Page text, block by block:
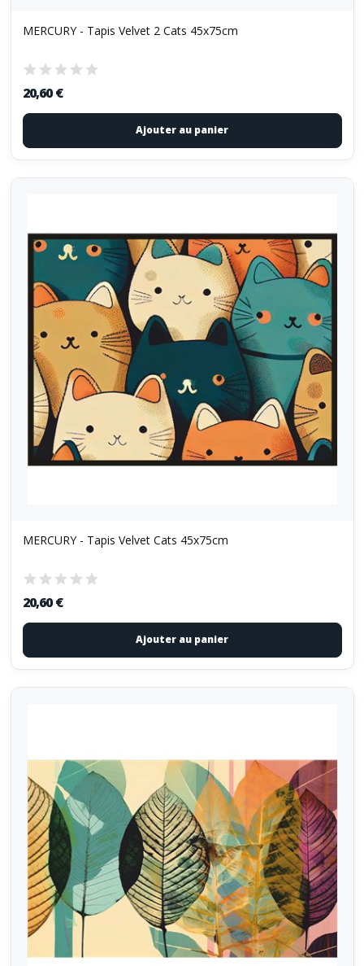
MERCURY - Tapis Velvet 2 Cats 45x75cm
20,60 €
Ajouter au panier
MERCURY - Tapis Velvet Cats 45x75cm
20,60 €
Ajouter au panier